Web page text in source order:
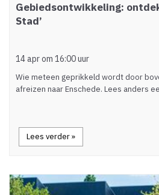
Gebiedsontwikkeling:
Stad’
14 apr om 16:00 uur
Wie meteen geprikkeld wordt door
afreizen naar Enschede. Lees anders
Lees verder »